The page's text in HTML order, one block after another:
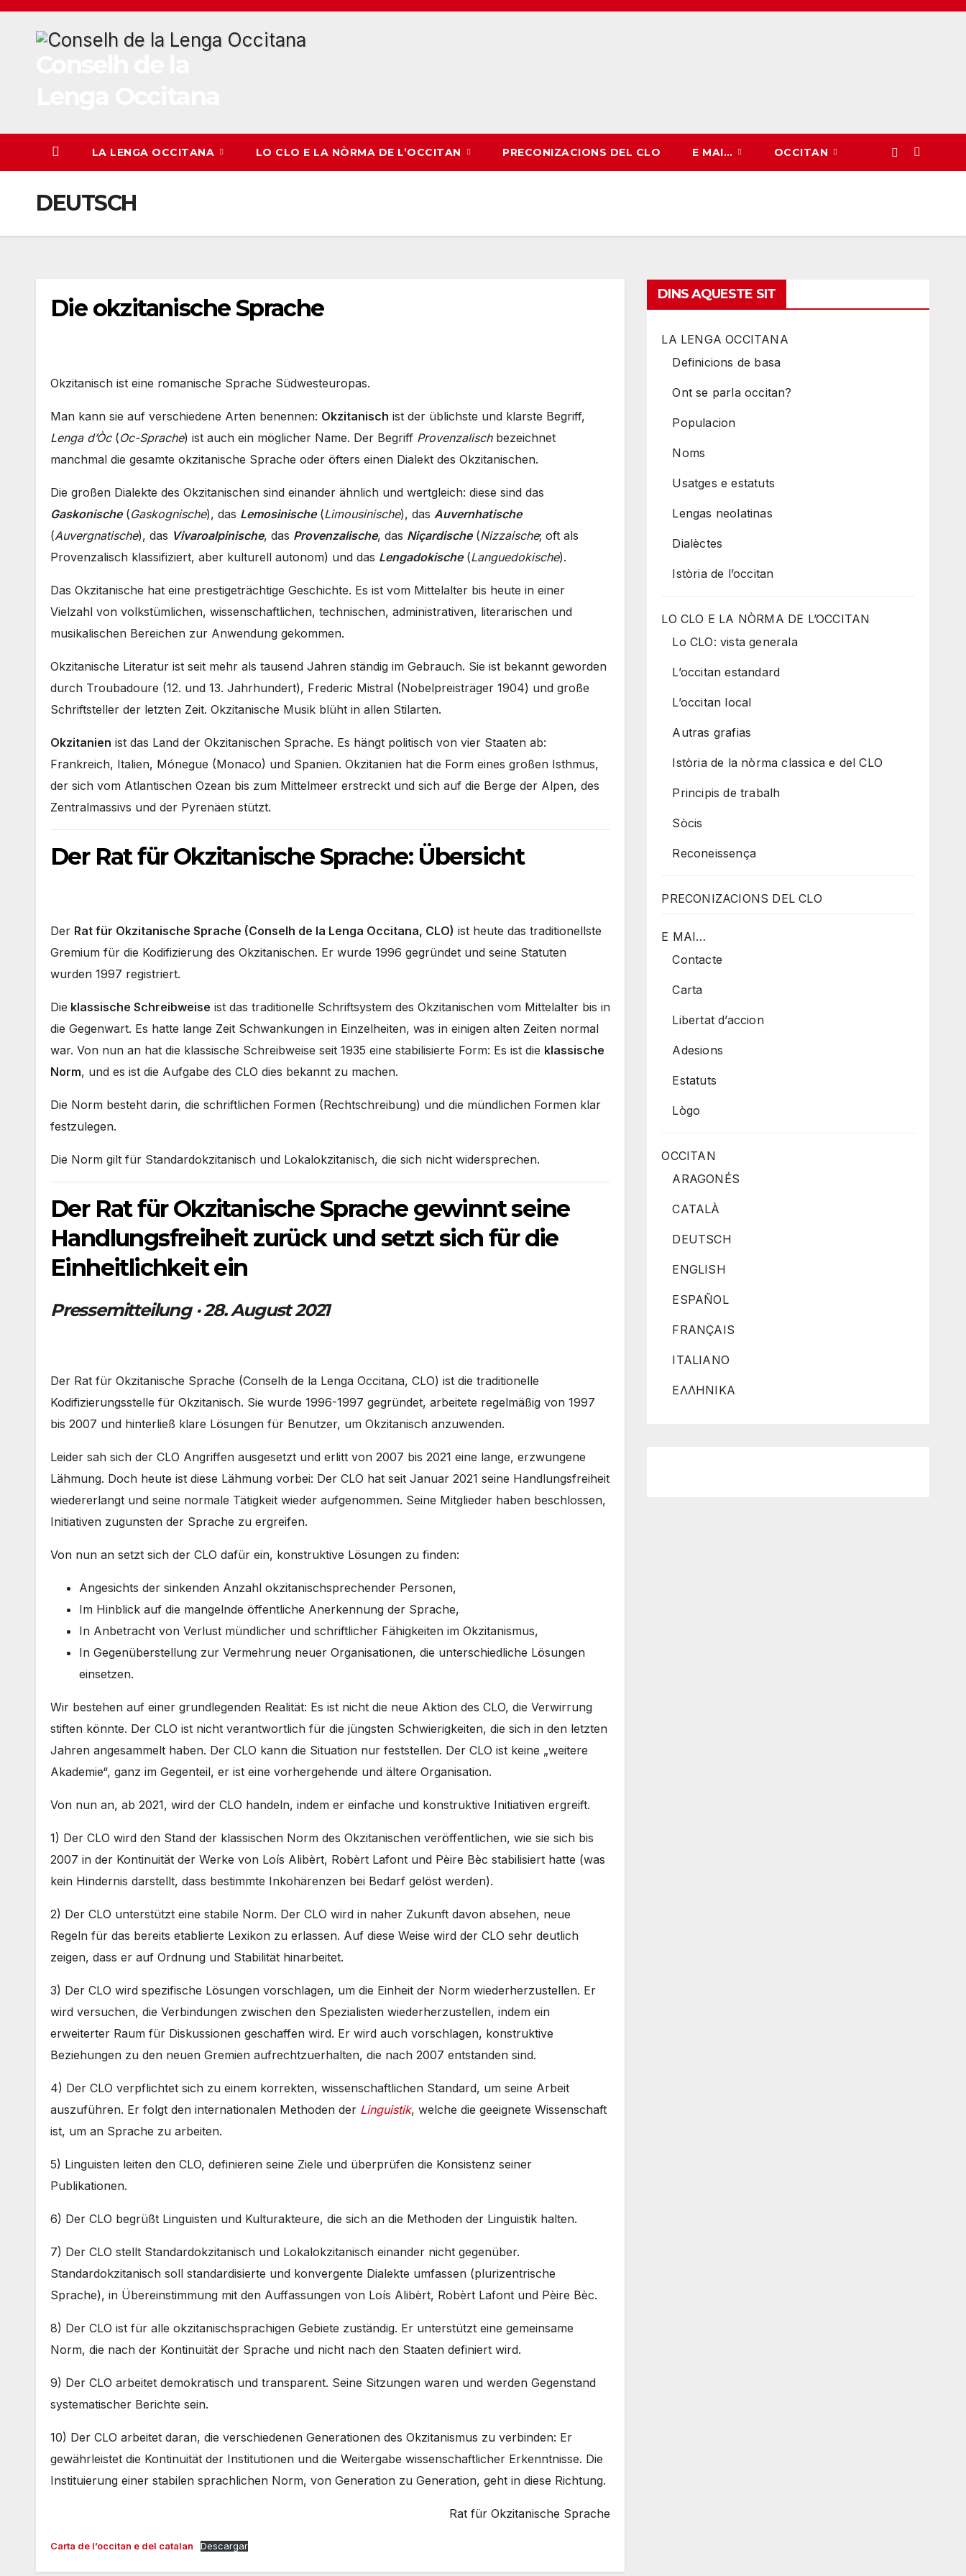
Skip
LA LENGA OCCITANA LO CLO E LA NÒRMA DE L’OCCITAN PRECONIZACIONS DEL CLO E MAI… OCCITAN
DEUTSCH
Die okzitanische Sprache
Okzitanisch ist eine romanische Sprache Südwesteuropas.
Man kann sie auf verschiedene Arten benennen: Okzitanisch ist der üblichste und klarste Begriff,
Lenga d’Òc(Oc-Sprache) ist auch ein möglicher Name. Der Begriff Provenzalischbezeichnet
manchmal die gesamte okzitanische Sprache oder öfters einen Dialekt des Okzitanischen.
Die großen Dialekte des Okzitanischen sind einander ähnlich und wertgleich: diese sind das
Gaskonische(Gaskognische), das Lemosinische(Limousinische), das Auvernhatische
(Auvergnatische), das Vivaroalpinische, das Provenzalische, das Niçardische(Nizzaische; oft als
Provenzalisch klassifiziert, aber kulturell autonom) und das Lengadokische(Languedokische).
Das Okzitanische hat eine prestigeträchtige Geschichte. Es ist vom Mittelalter bis heute in einer
Vielzahl von volkstümlichen, wissenschaftlichen, technischen, administrativen, literarischen und
musikalischen Bereichen zur Anwendung gekommen.
Okzitanische Literatur ist seit mehr als tausend Jahren ständig im Gebrauch. Sie ist bekannt geworden
durch Troubadoure (12. und 13. Jahrhundert), Frederic Mistral (Nobelpreisträger 1904) und große
Schriftsteller der letzten Zeit. Okzitanische Musik blüht in allen Stilarten.
Okzitanien ist das Land der Okzitanischen Sprache. Es hängt politisch von vier Staaten ab:
Frankreich, Italien, Mónegue (Monaco) und Spanien. Okzitanien hat die Form eines großen Isthmus,
der sich vom Atlantischen Ozean bis zum Mittelmeer erstreckt und sich auf die Berge der Alpen, des
Zentralmassivs und der Pyrenäen stützt.
Der Rat für Okzitanische Sprache: Übersicht
Der Rat für Okzitanische Sprache (Conselh de la Lenga Occitana, CLO) ist heute das traditionellste
Gremium für die Kodifizierung des Okzitanischen. Er wurde 1996 gegründet und seine Statuten
wurden 1997 registriert.
Die klassische Schreibweise ist das traditionelle Schriftsystem des Okzitanischen vom Mittelalter bis in
die Gegenwart. Es hatte lange Zeit Schwankungen in Einzelheiten, was in einigen alten Zeiten normal
war. Von nun an hat die klassische Schreibweise seit 1935 eine stabilisierte Form: Es ist die klassische
Norm, und es ist die Aufgabe des CLO dies bekannt zu machen.
Die Norm besteht darin, die schriftlichen Formen (Rechtschreibung) und die mündlichen Formen klar
festzulegen.
Die Norm gilt für Standardokzitanisch und Lokalokzitanisch, die sich nicht widersprechen.
Der Rat für Okzitanische Sprache gewinnt seine
Handlungsfreiheit zurück und setzt sich für die
Einheitlichkeit ein
Pressemitteilung · 28. August 2021
Der Rat für Okzitanische Sprache (Conselh de la Lenga Occitana, CLO) ist die traditionelle
Kodifizierungsstelle für Okzitanisch. Sie wurde 1996-1997 gegründet, arbeitete regelmäßig von 1997
bis 2007 und hinterließ klare Lösungen für Benutzer, um Okzitanisch anzuwenden.
Leider sah sich der CLO Angriffen ausgesetzt und erlitt von 2007 bis 2021 eine lange, erzwungene
Lähmung. Doch heute ist diese Lähmung vorbei: Der CLO hat seit Januar 2021 seine Handlungsfreiheit
wiedererlangt und seine normale Tätigkeit wieder aufgenommen. Seine Mitglieder haben beschlossen,
Initiativen zugunsten der Sprache zu ergreifen.
Von nun an setzt sich der CLO dafür ein, konstruktive Lösungen zu finden:
Angesichts der sinkenden Anzahl okzitanischsprechender Personen,
Im Hinblick auf die mangelnde öffentliche Anerkennung der Sprache,
In Anbetracht von Verlust mündlicher und schriftlicher Fähigkeiten im Okzitanismus,
In Gegenüberstellung zur Vermehrung neuer Organisationen, die unterschiedliche Lösungen
einsetzen.
Wir bestehen auf einer grundlegenden Realität: Es ist nicht die neue Aktion des CLO, die Verwirrung
stiften könnte. Der CLO ist nicht verantwortlich für die jüngsten Schwierigkeiten, die sich in den letzten
Jahren angesammelt haben. Der CLO kann die Situation nur feststellen. Der CLO ist keine „weitere
Akademie“, ganz im Gegenteil, er ist eine vorhergehende und ältere Organisation.
Von nun an, ab 2021, wird der CLO handeln, indem er einfache und konstruktive Initiativen ergreift.
1) Der CLO wird den Stand der klassischen Norm des Okzitanischen veröffentlichen, wie sie sich bis
2007 in der Kontinuität der Werke von Loís Alibèrt, Robèrt Lafont und Pèire Bèc stabilisiert hatte (was
kein Hindernis darstellt, dass bestimmte Inkohärenzen bei Bedarf gelöst werden).
2) Der CLO unterstützt eine stabile Norm. Der CLO wird in naher Zukunft davon absehen, neue
Regeln für das bereits etablierte Lexikon zu erlassen. Auf diese Weise wird der CLO sehr deutlich
zeigen, dass er auf Ordnung und Stabilität hinarbeitet.
3) Der CLO wird spezifische Lösungen vorschlagen, um die Einheit der Norm wiederherzustellen. Er
wird versuchen, die Verbindungen zwischen den Spezialisten wiederherzustellen, indem ein
erweiterter Raum für Diskussionen geschaffen wird. Er wird auch vorschlagen, konstruktive
Beziehungen zu den neuen Gremien aufrechtzuerhalten, die nach 2007 entstanden sind.
4) Der CLO verpflichtet sich zu einem korrekten, wissenschaftlichen Standard, um seine Arbeit
auszuführen. Er folgt den internationalen Methoden der Linguistik, welche die geeignete Wissenschaft
ist, um an Sprache zu arbeiten.
5) Linguisten leiten den CLO, definieren seine Ziele und überprüfen die Konsistenz seiner
Publikationen.
6) Der CLO begrüßt Linguisten und Kulturakteure, die sich an die Methoden der Linguistik halten.
7) Der CLO stellt Standardokzitanisch und Lokalokzitanisch einander nicht gegenüber.
Standardokzitanisch soll standardisierte und konvergente Dialekte umfassen (plurizentrische
Sprache), in Übereinstimmung mit den Auffassungen von Loís Alibèrt, Robèrt Lafont und Pèire Bèc.
8) Der CLO ist für alle okzitanischsprachigen Gebiete zuständig. Er unterstützt eine gemeinsame
Norm, die nach der Kontinuität der Sprache und nicht nach den Staaten definiert wird.
9) Der CLO arbeitet demokratisch und transparent. Seine Sitzungen waren und werden Gegenstand
systematischer Berichte sein.
10) Der CLO arbeitet daran, die verschiedenen Generationen des Okzitanismus zu verbinden: Er
gewährleistet die Kontinuität der Institutionen und die Weitergabe wissenschaftlicher Erkenntnisse. Die
Instituierung einer stabilen sprachlichen Norm, von Generation zu Generation, geht in diese Richtung.
Rat für Okzitanische Sprache
Carta de l’occitan e del catalan Descargar
DINS AQUESTE SIT
LA LENGA OCCITANA
Definicions de basa
Ont se parla occitan?
Populacion
Noms
Usatges e estatuts
Lengas neolatinas
Dialèctes
Istòria de l’occitan
LO CLO E LA NÒRMA DE L’OCCITAN
Lo CLO: vista generala
L’occitan estandard
L’occitan local
Autras grafias
Istòria de la nòrma classica e del CLO
Principis de trabalh
Sòcis
Reconeissença
PRECONIZACIONS DEL CLO
E MAI…
Contacte
Carta
Libertat d’accion
Adesions
Estatuts
Lògo
OCCITAN
ARAGONÉS
CATALÀ
DEUTSCH
ENGLISH
ESPAÑOL
FRANÇAIS
ITALIANO
ΕΛΛΗΝΙΚΑ